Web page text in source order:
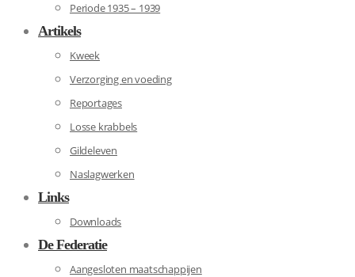
Periode 1935 – 1939
Artikels
Kweek
Verzorging en voeding
Reportages
Losse krabbels
Gildeleven
Naslagwerken
Links
Downloads
De Federatie
Aangesloten maatschappijen